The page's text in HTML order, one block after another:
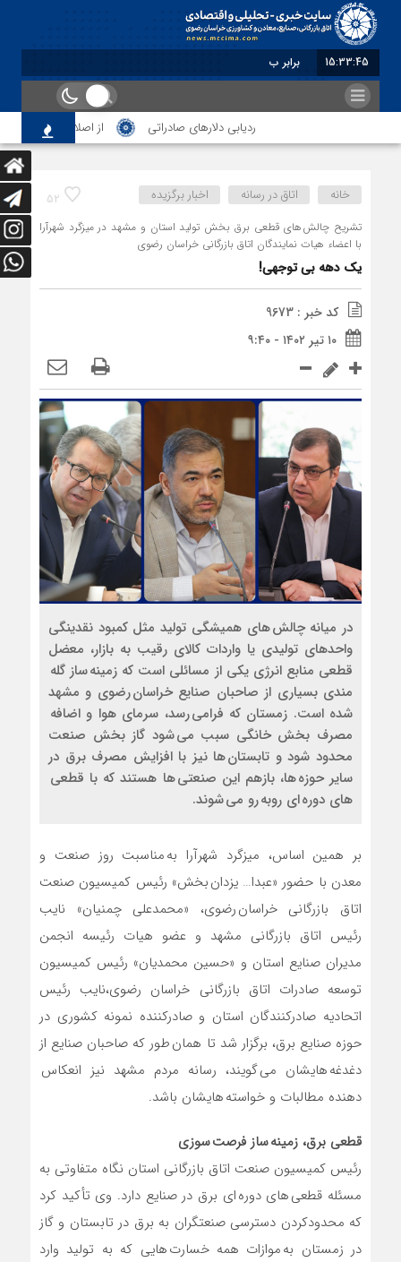
15:33:46 برابر با : Saturday - 8 August - 2026
ردیابی دلارهای صادراتی از اصلاح مقررات بانکی و
52 خانه اتاق در رسانه اخبار برگزیده
تشریح چالش های قطعی برق بخش تولید استان و مشهد در میزگرد شهرآرا
با اعضاء هیات نمایندگان اتاق بازرگانی خراسان رضوی
یک دهه بی توجهی!
کد خبر : 9673
۱۰ تیر ۱۴۰۲ - ۹:۴۰
در میانه چالش های همیشگی تولید مثل کمبود نقدینگی
واحدهای تولیدی یا واردات کالای رقیب به بازار، معضل
قطعی منابع انرژی یکی از مسائلی است که زمینه ساز گله
مندی بسیاری از صاحبان صنایع خراسان رضوی و مشهد
شده است. زمستان که فرامی رسد، سرمای هوا و اضافه
مصرف بخش خانگی سبب می شود گاز بخش صنعت
محدود شود و تابستان ها نیز با افزایش مصرف برق در
سایر حوزه ها، بازهم این صنعتی ها هستند که با قطعی
های دوره ای روبه رو می شوند.
بر همین اساس، میزگرد شهرآرا به مناسبت روز صنعت و
معدن با حضور «عبدا… یزدان بخش» رئیس کمیسیون صنعت
اتاق بازرگانی خراسان رضوی، «محمدعلی چمنیان» نایب
رئیس اتاق بازرگانی مشهد و عضو هیات رئیسه انجمن
مدیران صنایع استان و «حسین محمدیان» رئیس کمیسیون
توسعه صادرات اتاق بازرگانی خراسان رضوی،نایب رئیس
اتحادیه صادرکنندگان استان و صادرکننده نمونه کشوری در
حوزه صنایع برق، برگزار شد تا همان طور که صاحبان صنایع از
دغدغه هایشان می گویند، رسانه مردم مشهد نیز انعکاس
دهنده مطالبات و خواسته هایشان باشد.
قطعی برق، زمینه ساز فرصت سوزی
رئیس کمیسیون صنعت اتاق بازرگانی استان نگاه متفاوتی به
مسئله قطعی های دوره ای برق در صنایع دارد. وی تأکید کرد
که محدودکردن دسترسی صنعتگران به برق در تابستان و گاز
در زمستان به موازات همه خسارت هایی که به تولید وارد